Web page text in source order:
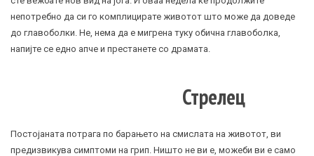
непотребно да си го комплицирате животот што може да доведе
до главоболки. Не, нема да е мигрена туку обична главоболка,
напијте се едно апче и престанете со драмата.
Стрелец
Постојаната потрага по барањето на смислата на животот, ви
предизвикува симптоми на грип. Ништо не ви е, можеби ви е само